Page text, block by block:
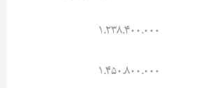
۱.۲۳۸.۴۰۰.۰۰۰
۱.۴۵۰.۸۰۰.۰۰۰